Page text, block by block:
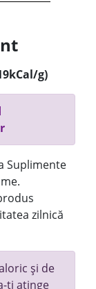
g)
Suplimente
zilnică
și de
ți atinge